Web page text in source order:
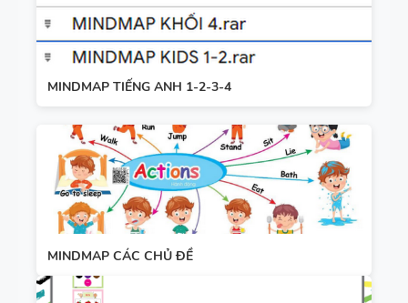
MINDMAP TIẾNG ANH 1-2-3-4
MINDMAP CÁC CHỦ ĐỀ